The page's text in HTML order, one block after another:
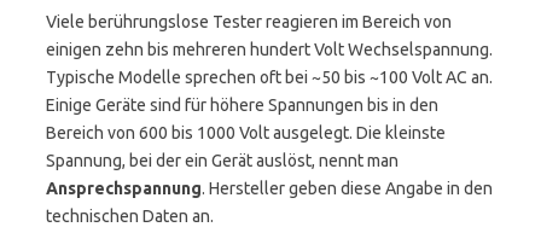
Viele berührungslose Tester reagieren im Bereich von
einigen zehn bis mehreren hundert Volt Wechselspannung.
Typische Modelle sprechen oft bei ~50 bis ~100 Volt AC an.
Einige Geräte sind für höhere Spannungen bis in den
Bereich von 600 bis 1000 Volt ausgelegt. Die kleinste
Spannung, bei der ein Gerät auslöst, nennt man
Ansprechspannung. Hersteller geben diese Angabe in den
technischen Daten an.